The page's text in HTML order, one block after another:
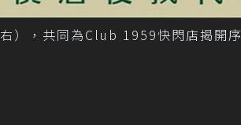
），共同為Club 1959快閃店揭開